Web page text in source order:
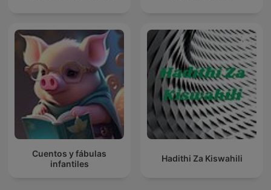
Cuentos y fábulas
infantiles
Hadithi Za Kiswahili